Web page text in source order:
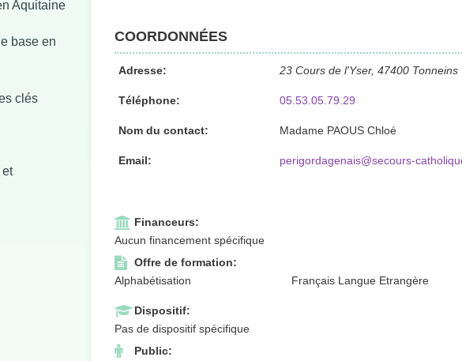
Aquitaine
base en
clés
et
COORDONNÉES
Adresse: 23 Cours de l'Yser, 47400 Tonneins
Téléphone: 05.53.05.79.29
Nom du contact: Madame PAOUS Chloé
Email: perigordagenais@secours-
Financeurs:
Aucun financement spécifique
Offre de formation:
Alphabétisation
Français Langue Etrangère
Dispositif:
Pas de dispositif spécifique
Public: